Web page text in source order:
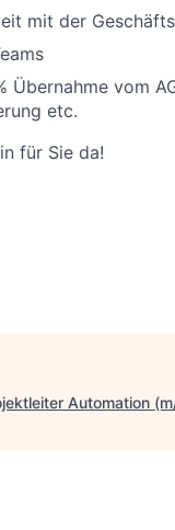
mit der
Übernahme vom
etc.
für Sie da!
Automation